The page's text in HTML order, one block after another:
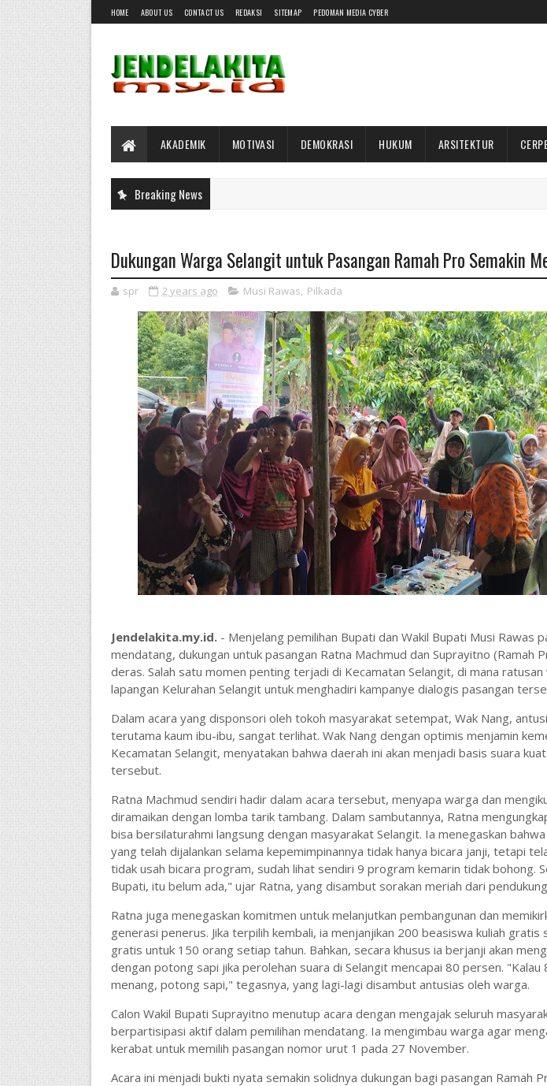
HOME ABOUT US CONTACT US REDAKSI SITEMAP PEDOMAN MEDIA CYBER
AKADEMIK MOTIVASI DEMOKRASI HUKUM ARSITEKTUR
Breaking News
Dukungan Warga Selangit untuk Pasangan Ramah Pro Semakin
spr 2 years ago Musi Rawas, Pilkada
Jendelakita.my.id.- Menjelang pemilihan Bupati dan Wakil Bupati Musi Rawas
mendatang, dukungan untuk pasangan Ratna Machmud dan Suprayitno (Ramah
deras. Salah satu momen penting terjadi di Kecamatan Selangit, di mana
lapangan Kelurahan Selangit untuk menghadiri kampanye dialogis pasangan
Dalam acara yang disponsori oleh tokoh masyarakat setempat, Wak Nang,
terutama kaum ibu-ibu, sangat terlihat. Wak Nang dengan optimis menjamin
Kecamatan Selangit, menyatakan bahwa daerah ini akan menjadi basis suara
tersebut.
Ratna Machmud sendiri hadir dalam acara tersebut, menyapa warga dan
diramaikan dengan lomba tarik tambang. Dalam sambutannya, Ratna
bisa bersilaturahmi langsung dengan masyarakat Selangit. Ia menegaskan
yang telah dijalankan selama kepemimpinannya tidak hanya bicara janji, tetapi
tidak usah bicara program, sudah lihat sendiri 9 program kemarin tidak bohong.
Bupati, itu belum ada," ujar Ratna, yang disambut sorakan meriah dari
Ratna juga menegaskan komitmen untuk melanjutkan pembangunan dan
generasi penerus. Jika terpilih kembali, ia menjanjikan 200 beasiswa kuliah
gratis untuk 150 orang setiap tahun. Bahkan, secara khusus ia berjanji akan
dengan potong sapi jika perolehan suara di Selangit mencapai 80 persen. "Kalau
menang, potong sapi," tegasnya, yang lagi-lagi disambut antusias oleh warga.
Calon Wakil Bupati Suprayitno menutup acara dengan mengajak seluruh
berpartisipasi aktif dalam pemilihan mendatang. Ia mengimbau warga agar
kerabat untuk memilih pasangan nomor urut 1 pada 27 November.
Acara ini menjadi bukti nyata semakin solidnya dukungan bagi pasangan Ramah